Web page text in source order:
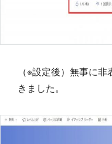
（※設定後）無事に
きました。